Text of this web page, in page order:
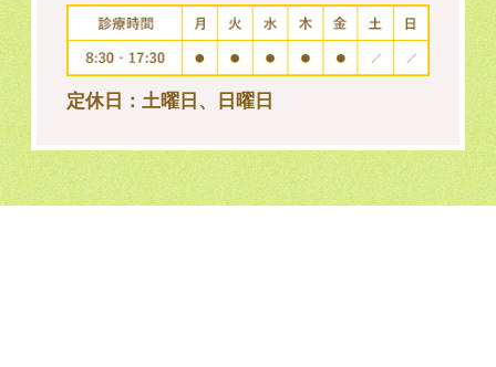
定休日：土曜日、日曜日